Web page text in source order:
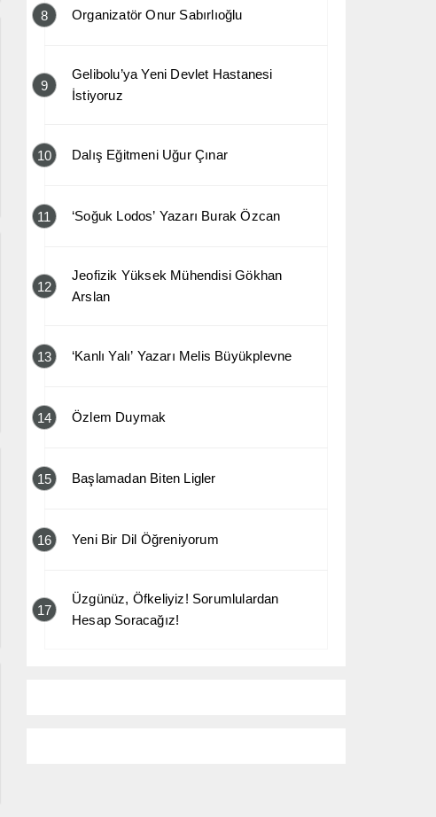
8 Organizatör Onur Sabırlıoğlu
9
Gelibolu’ya Yeni Devlet Hastanesi
İstiyoruz
10 Dalış Eğitmeni Uğur Çınar
11 ‘Soğuk Lodos’ Yazarı Burak Özcan
12
Jeofizik Yüksek Mühendisi Gökhan
Arslan
13 ‘Kanlı Yalı’ Yazarı Melis Büyükplevne
14 Özlem Duymak
15 Başlamadan Biten Ligler
16 Yeni Bir Dil Öğreniyorum
17
Üzgünüz, Öfkeliyiz! Sorumlulardan
Hesap Soracağız!